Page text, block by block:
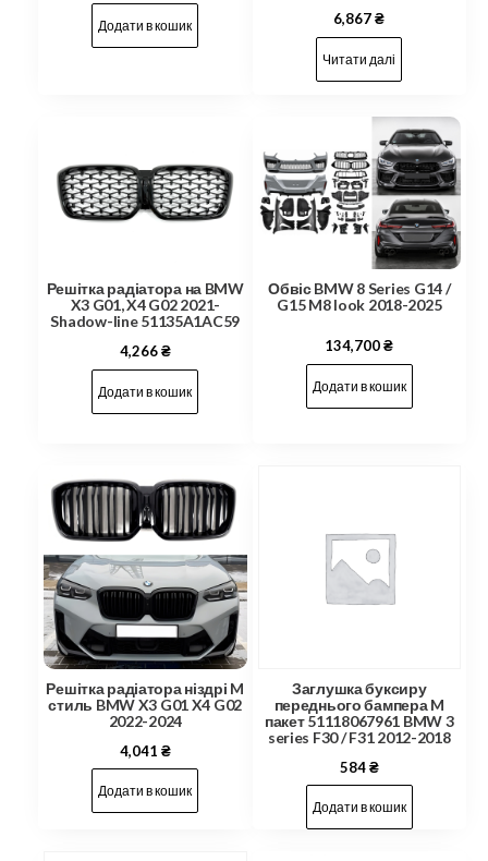
Додати в кошик 6,867₴
Читати далі
Решітка радіатора на BMW
X3 G01, X4 G02 2021-
Shadow-line 51135A1AC59
4,266₴
Додати в кошик
Обвіс BMW 8 Series G14 /
G15 M8 look 2018-2025
134,700₴
Додати в кошик
Решітка радіатора ніздрі M
стиль BMW X3 G01 X4 G02
2022-2024
4,041 ₴
Додати в кошик
Заглушка буксиру
переднього бампера M
пакет 51118067961 BMW 3
series F30 / F31 2012-2018
584₴
Додати в кошик